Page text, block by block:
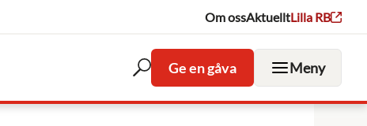
Om ossAktuelltLilla RB
Öppna
sökfältet
Ge en gåva Meny